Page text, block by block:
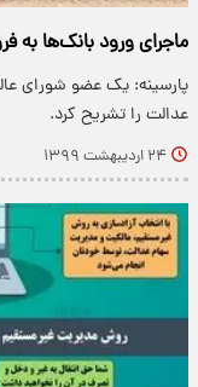
ماجرای ورود بانک‌ها به
پارسینه: یک عضو شورای
عدالت را تشریح کرد.
۲۴ اردیبهشت ۱۳۹۹